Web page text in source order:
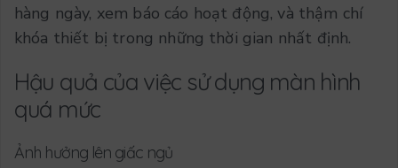
hàng ngày, xem báo cáo hoạt động, và thậm chí
khóa thiết bị trong những thời gian nhất định.
Hậu quả của việc sử dụng màn hình
quá mức
Ảnh hưởng lên giấc ngủ